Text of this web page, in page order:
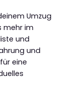
Umzug
mehr im
und
und
eine